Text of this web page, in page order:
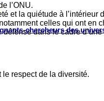
chercheurs des
l’ONU.
et la quiétude à l’intérieur
celles qui ont en
dans le cadre
respect de la diversité.